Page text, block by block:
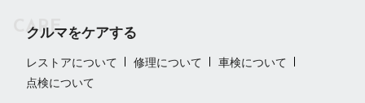
クルマをケアする
レストアについて 修理について
車検について
点検について